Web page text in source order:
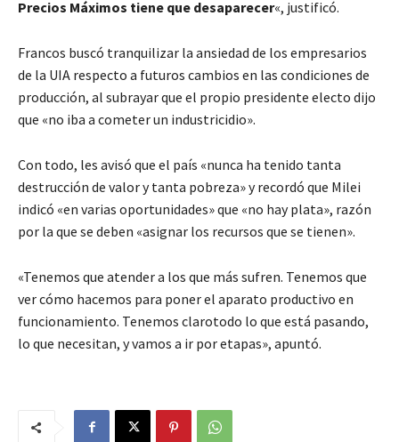
Precios Máximos tiene que desaparecer«, justificó.
Francos buscó tranquilizar la ansiedad de los empresarios
de la UIA respecto a futuros cambios en las condiciones de
producción, al subrayar que el propio presidente electo dijo
que «no iba a cometer un industricidio».
Con todo, les avisó que el país «nunca ha tenido tanta
destrucción de valor y tanta pobreza» y recordó que Milei
indicó «en varias oportunidades» que «no hay plata», razón
por la que se deben «asignar los recursos que se tienen».
«Tenemos que atender a los que más sufren. Tenemos que
ver cómo hacemos para poner el aparato productivo en
funcionamiento. Tenemos clarotodo lo que está pasando,
lo que necesitan, y vamos a ir por etapas», apuntó.